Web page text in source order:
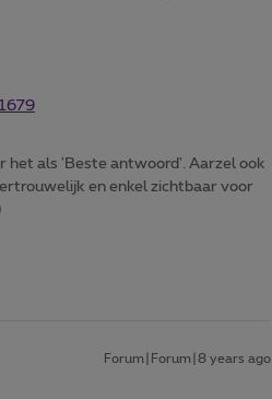
het als 'Beste antwoord'. Aarzel ook
en enkel zichtbaar voor
Forum|Forum|8 years ago